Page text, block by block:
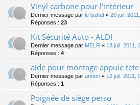
Vinyl carbone pour l'intérieur
Dernier message par le bahut « 20 juil.
Réponses : 23
Kit Sécurité Auto - ALDI
Dernier message par MELR « 18 juil. 2011,
Réponses : 4
aide pour montage appuie
Dernier message par annon « 12 juil. 2011,
Réponses : 1
Poignée de siège perso